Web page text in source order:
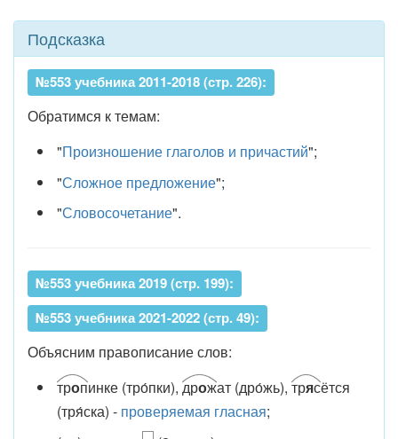
Подсказка
№553 учебника 2011-2018 (стр. 226):
Обратимся к темам:
"Произношение глаголов и причастий";
"Сложное предложение";
"Словосочетание".
№553 учебника 2019 (стр. 199):
№553 учебника 2021-2022 (стр. 49):
Объясним правописание слов:
тропинке (тро́пки), дрожат (дро́жь), трясётся
(тря́ска) - проверяемая гласная;